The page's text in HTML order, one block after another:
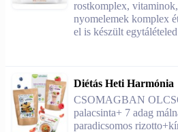
rostkomplex,
nyomelemek komplex
el is készült
Diétás Heti Harmónia
CSOMAGBAN
palacsinta+ 7 adag
paradicsomos